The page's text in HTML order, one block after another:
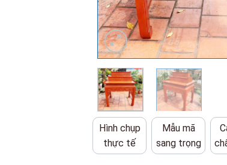
Hình chụp
thực tế
Mẫu mã
sang trọng